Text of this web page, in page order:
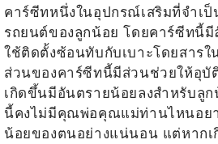
คาร์ซีทหนึ่งในอุปกรณ์เสริมที่จำเ
รถยนต์ของลูกน้อย โดยคาร์ซีทนี้
ใช้ติดตั้งซ้อนทับกับเบาะโดยสารใ
ส่วนของคาร์ซีทนี้มีส่วนช่วยให้อุบั
เกิดขึ้นมีอันตรายน้อยลงสำหรับลู
นี้คงไม่มีคุณพ่อคุณแม่ท่านไหนอย
น้อยของตนอย่างแน่นอน แต่หา